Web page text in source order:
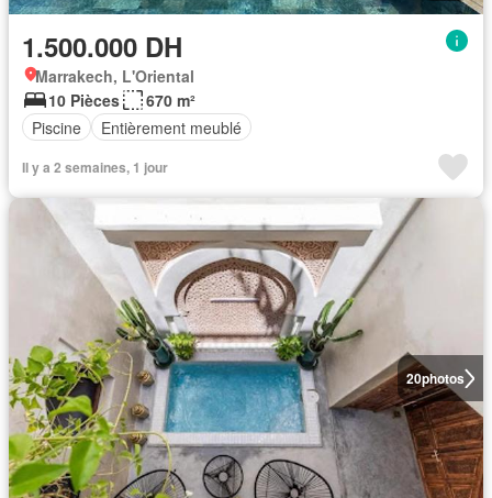
1.500.000 DH
Marrakech, L'Oriental
10 Pièces
670 m²
Piscine
Entièrement meublé
Il y a 2 semaines, 1 jour
20photos